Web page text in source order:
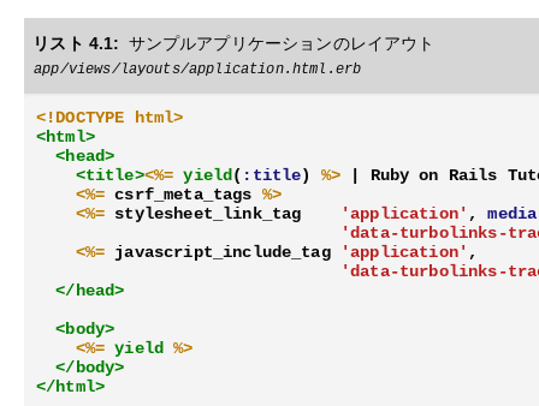
リスト 4.1: サンプルアプリケーションのレイアウト
app/views/layouts/application.html.erb
<!DOCTYPE html>
<html>
<head>
<title><%= yield( :title) %> | Ruby on Rails
<%= csrf_meta_tags %>
<%= stylesheet_link_tag 'application' , media
'data-turbolinks-
<%= javascript_include_tag 'application' ,
'data-turbolinks-
</head>
<body>
<%= yield %>
</body>
</html>